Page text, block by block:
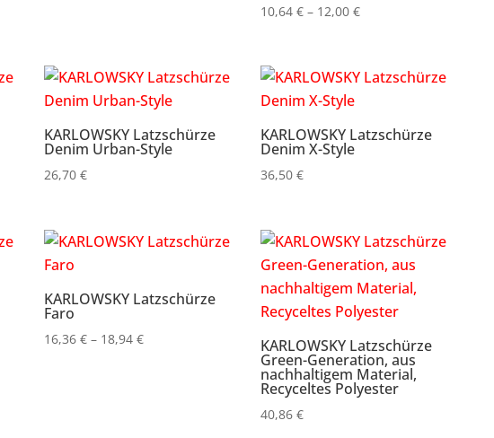
10,64€ – 12,00€Preisspanne:
12,00 €
KARLOWSKY Latzschürze
Denim Urban-Style
26,70€
KARLOWSKY Latzschürze
Denim X-Style
36,50€
KARLOWSKY Latzschürze
Faro
16,36€ – 18,94€Preisspanne:
KARLOWSKY Latzschürze
Green-Generation, aus
nachhaltigem Material,
Recyceltes Polyester
40,86€